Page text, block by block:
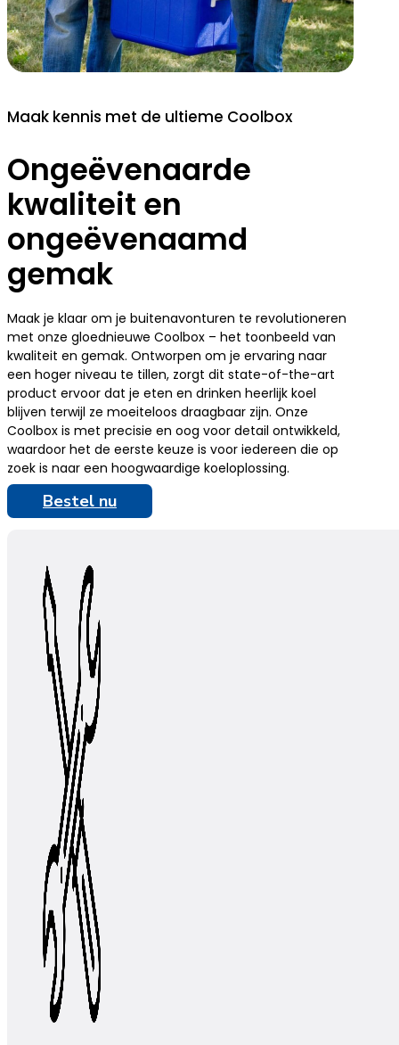
Maak kennis met de ultieme Coolbox
Ongeëvenaarde
kwaliteit en
ongeëvenaamd
gemak
Maak je klaar om je buitenavonturen te revolutioneren
met onze gloednieuwe Coolbox – het toonbeeld van
kwaliteit en gemak. Ontworpen om je ervaring naar
een hoger niveau te tillen, zorgt dit state-of-the-art
product ervoor dat je eten en drinken heerlijk koel
blijven terwijl ze moeiteloos draagbaar zijn. Onze
Coolbox is met precisie en oog voor detail ontwikkeld,
waardoor het de eerste keuze is voor iedereen die op
zoek is naar een hoogwaardige koeloplossing.
Bestel nu